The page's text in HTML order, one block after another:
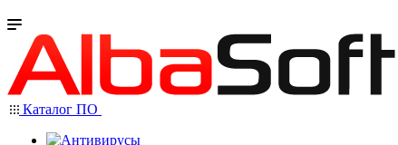
Каталог ПО